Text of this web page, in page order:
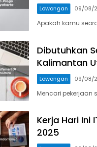
Lowongan 09/08/
Apakah kamu
Dibutuhkan
Kalimantan
Lowongan 09/08/
Mencari
Kerja Hari
2025